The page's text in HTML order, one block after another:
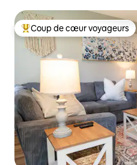
Coups de cœur voyageurs les
Coup de cœur voyageurs